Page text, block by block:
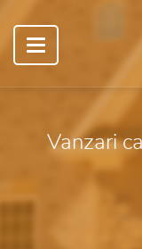
Vanzari